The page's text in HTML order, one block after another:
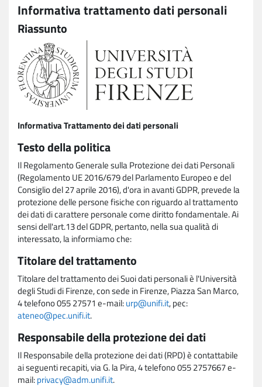
Informativa trattamento dati personali
Riassunto
Informativa Trattamento dei dati personali
Testo della politica
Il Regolamento Generale sulla Protezione dei dati Personali
(Regolamento UE 2016/679 del Parlamento Europeo e del
Consiglio del 27 aprile 2016), d'ora in avanti GDPR, prevede la
protezione delle persone fisiche con riguardo al trattamento
dei dati di carattere personale come diritto fondamentale. Ai
sensi dell'art.13 del GDPR, pertanto, nella sua qualità di
interessato, la informiamo che:
Titolare del trattamento
Titolare del trattamento dei Suoi dati personali è l'Università
degli Studi di Firenze, con sede in Firenze, Piazza San Marco,
4 telefono 055 27571 e-mail:urp@unifi.it, pec:
ateneo@pec.unifi.it.
Responsabile della protezione dei dati
Il Responsabile della protezione dei dati (RPD) è contattabile
ai seguenti recapiti, via G. la Pira, 4 telefono 055 2757667 e-
mail:privacy@adm.unifi.it.